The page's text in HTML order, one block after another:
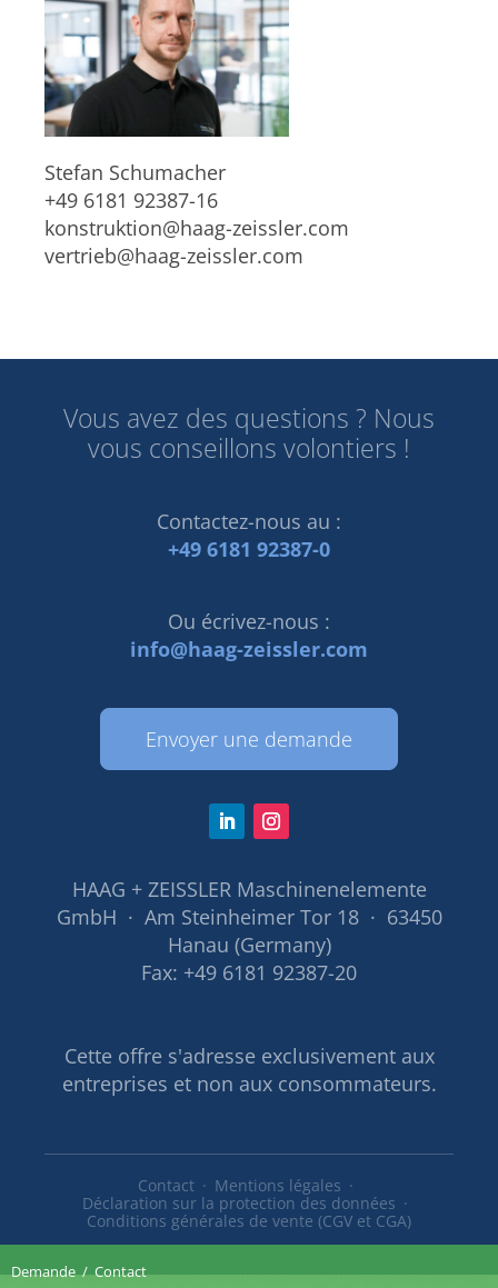
Stefan Schumacher
+49 6181 92387-16
konstruktion@haag-zeissler.com
vertrieb@haag-zeissler.com
Vous avez des questions ? Nous
vous conseillons volontiers !
Contactez-nous au :
+49 6181 92387-0
Ou écrivez-nous :
info@haag-zeissler.com
Envoyer une demande
HAAG + ZEISSLER Maschinenelemente
GmbH · Am Steinheimer Tor 18 · 63450
Hanau (Germany)
Fax: +49 6181 92387-20
Cette offre s'adresse exclusivement aux
entreprises et non aux consommateurs.
Contact
Mentions légales
Déclaration sur la protection des données
Conditions générales de vente (CGV et CGA)
Demande/Contact